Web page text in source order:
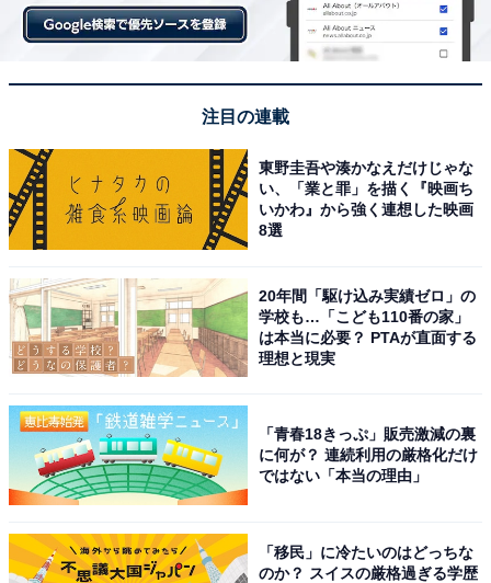
注目の連載
東野圭吾や湊かなえだけじゃな
い、「業と罪」を描く『映画ち
いかわ』から強く連想した映画
8選
20年間「駆け込み実績ゼロ」の
学校も…「こども110番の家」
は本当に必要？ PTAが直面する
理想と現実
「青春18きっぷ」販売激減の裏
に何が？ 連続利用の厳格化だけ
ではない「本当の理由」
「移民」に冷たいのはどっちな
のか？ スイスの厳格過ぎる学歴